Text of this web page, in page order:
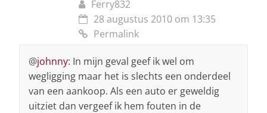
Ferry832
28 augustus 2010 om 13:35
Permalink
@johnny: In mijn geval geef ik wel om
wegligging maar het is slechts een onderdeel
van een aankoop. Als een auto er geweldig
uitziet dan vergeef ik hem fouten in de